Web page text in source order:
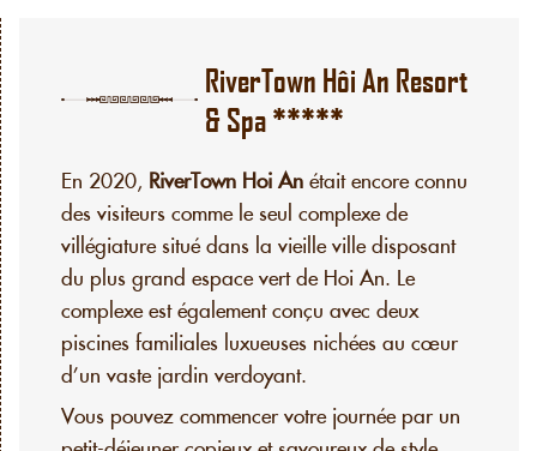
RiverTown Hôi An Resort
& Spa *****
En 2020, RiverTown Hoi An était encore connu
des visiteurs comme le seul complexe de
villégiature situé dans la vieille ville disposant
du plus grand espace vert de Hoi An. Le
complexe est également conçu avec deux
piscines familiales luxueuses nichées au cœur
d’un vaste jardin verdoyant.
Vous pouvez commencer votre journée par un